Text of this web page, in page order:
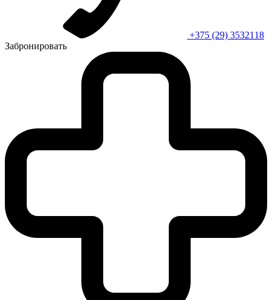
+375 (29) 3532118
Забронировать